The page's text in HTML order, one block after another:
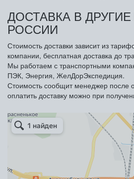
ДОСТАВКА В
РОССИИ
Стоимость доставки зависит из
компании, бесплатная доставка до
Мы работаем с транспортными
ПЭК, Энергия, ЖелДорЭкспедиция.
Стоимость сообщит менеджер после
оплатить доставку можно при
Арметкон
Металлическая мебель в Санкт‑Петербурге
Торговое оборудование в Санкт‑Петербурге